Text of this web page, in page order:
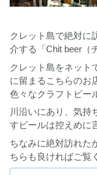
クレット島で絶対に
介する「Chit beer（
クレット島をネット
に留まるこちらのお
色々なクラフトビー
川沿いにあり、気持
すビールは控えめに
ちなみに絶対訪れた
ちらも良ければご覧